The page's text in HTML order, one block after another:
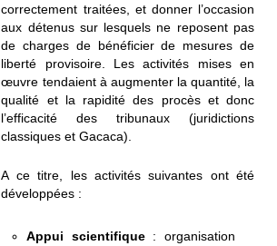
correctement traitées, et donner l’occasion
aux détenus sur lesquels ne reposent pas
de charges de bénéficier de mesures de
liberté provisoire. Les activités mises en
œuvre tendaient à augmenter la quantité, la
qualité et la rapidité des procès et donc
l’efficacité des tribunaux (juridictions
classiques et Gacaca).
A ce titre, les activités suivantes ont été
développées :
Appui scientifique: organisation